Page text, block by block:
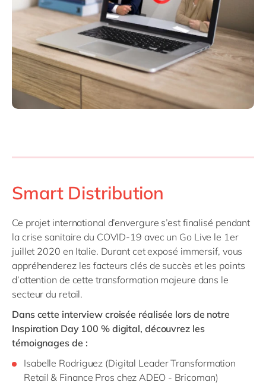
Smart Distribution
Ce projet international d’envergure s’est finalisé pendant
la crise sanitaire du COVID-19 avec un Go Live le 1er
juillet 2020 en Italie. Durant cet exposé immersif, vous
appréhenderez les facteurs clés de succès et les points
d’attention de cette transformation majeure dans le
secteur du retail.
Dans cette interview croisée réalisée lors de notre
Inspiration Day 100 % digital, découvrez les
témoignages de :
Isabelle Rodriguez (Digital Leader Transformation
Retail & Finance Pros chez ADEO - Bricoman)